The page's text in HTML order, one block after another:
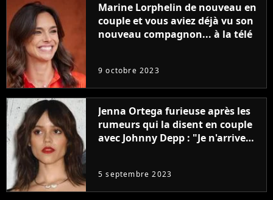
Marine Lorphelin de nouveau en
couple et vous aviez déjà vu son
nouveau compagnon... à la télé
9 octobre 2023
Jenna Ortega furieuse après les
rumeurs qui la disent en couple
avec Johnny Depp : "Je n'arrive
5 septembre 2023